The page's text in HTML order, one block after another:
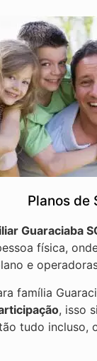
Planos de
Guaraciaba
física,
e
família
, isso
tudo